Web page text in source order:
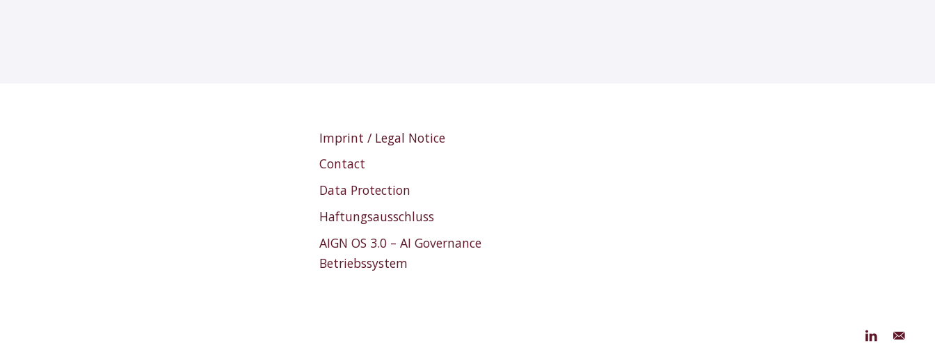
Imprint / Legal Notice
Contact
Data Protection
Haftungsausschluss
AIGN OS 3.0 – AI Governance
Betriebssystem